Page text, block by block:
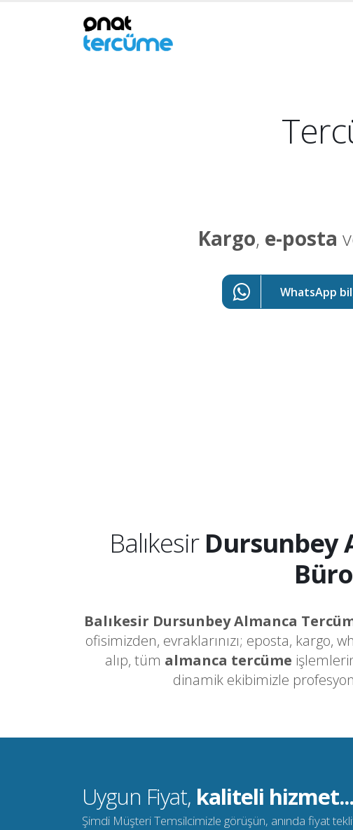
Kargo, e-posta
WhatsApp
Balıkesir Dursunbey
Balıkesir Dursunbey Almanca
ofisimizden, evraklarınızı; eposta, kargo,
alıp, tüm almanca tercüme
dinamik ekibimizle
Uygun Fiyat, kaliteli hizmet...
Şimdi Müşteri Temsilcimizle görüşün, anında fiyat